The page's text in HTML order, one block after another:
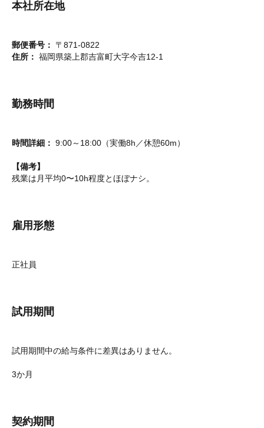
本社所在地
郵便番号：
〒871-0822
住所： 福岡県築上郡吉富町大字今吉12-1
勤務時間
時間詳細： 9:00～18:00（実働8h／休憩60m）
【備考】
残業は月平均0〜10h程度とほぼナシ。
雇用形態
正社員
試用期間
試用期間中の給与条件に差異はありません。
3か月
契約期間